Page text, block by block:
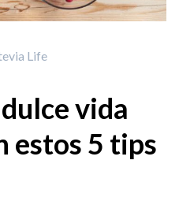
Life
vida
estos 5 tips